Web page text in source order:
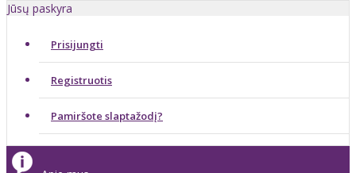
Jūsų paskyra
Prisijungti
Registruotis
Pamiršote slaptažodį?